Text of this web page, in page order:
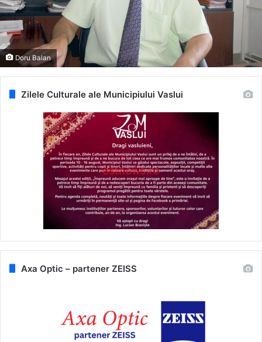
Doru Balan
Zilele Culturale ale Municipiului Vaslui
Axa Optic – partener ZEISS